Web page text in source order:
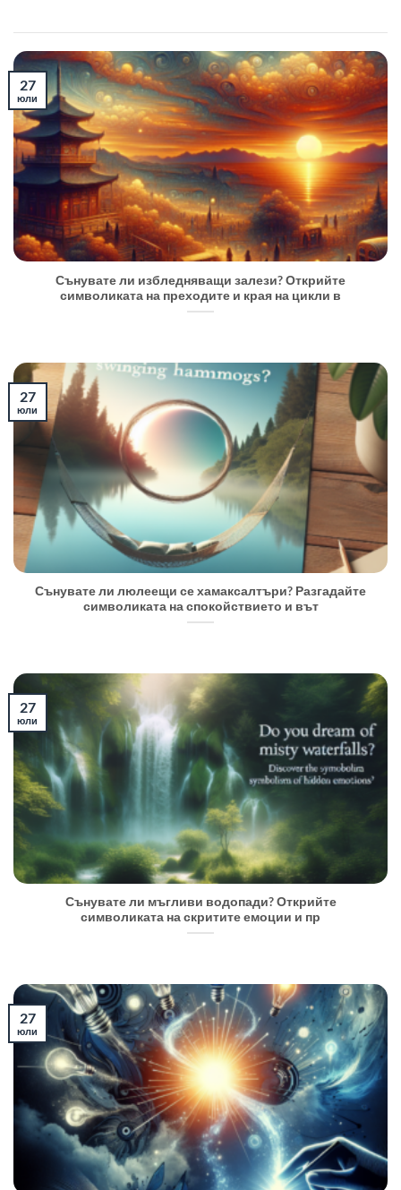
Сънувате ли избледняващи залези? Открийте
символиката на преходите и края на цикли в
27
юли
Сънувате ли люлеещи се хамаксалтъри? Разгадайте
символиката на спокойствието и вът
27
юли
Сънувате ли мъгливи водопади? Открийте
символиката на скритите емоции и пр
27
юли
27
юли